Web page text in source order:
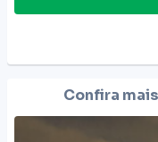
Confira